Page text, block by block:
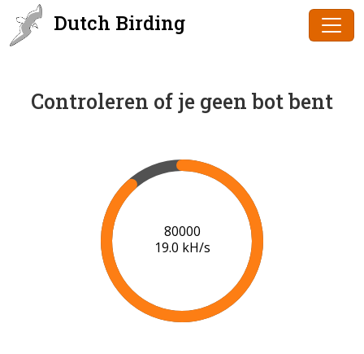
Dutch Birding
Controleren of je geen bot bent
80000
19.0 kH/s